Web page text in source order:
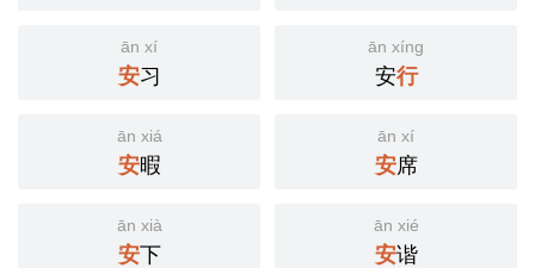
ān xí
安习
ān xíng
安行
ān xiá
安暇
ān xí
安席
ān xià
安下
ān xié
安谐